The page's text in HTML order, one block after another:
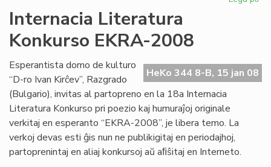
Internacia Literatura
Konkurso EKRA-2008
HeKo 344 8-B, 15 jan 08
Esperantista domo de kulturo
“D-ro Ivan Kirĉev”, Razgrado
(Bulgario), invitas al partopreno en la 18a Internacia
Literatura Konkurso pri poezio kaj humuraĵoj originale
verkitaj en esperanto “EKRA-2008”, je libera temo. La
verkoj devas esti ĝis nun ne publikigitaj en periodajhoj,
partoprenintaj en aliaj konkursoj aŭ aﬁŝitaj en Interneto.